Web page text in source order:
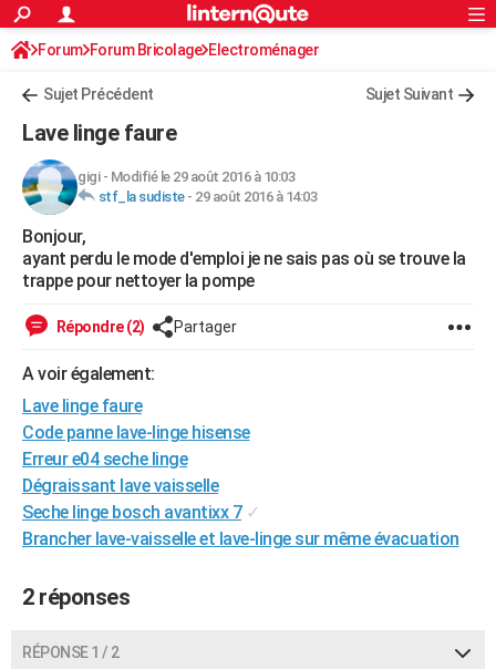
ACTUALITÉS
Politique
Société
Faits Divers
Education
Monde
Villes
+
FINANCE
Retraite
Impôts
Epargne
Immobilier
Risques naturels par ville
Banque
Assurance
Crédit
AUTO
Essais
Réserver un essai
Citadines
Berlines
SUV
Forum auto
+HIGH-TECH
Mobiles
Meilleur smartphone
Internet
Ordinateurs
Jeux vidéo
Guide high-tech
+
Forum
Aménagement intérieur
Extérieur
Cuisine
Salle de bains
Jardinage
Rangement
WEEK-END
Guides de France
Escapades
Patrimoine
Expositions
Musées
Week-end nature
+LIFESTYLE
Art de vivre
Bien-être
Loisirs
Mode
Modes de vie
SANTE
Alimentation
Guide de la santé
Maladies
Médicaments
Sommeil
VOYAGE
Destinations
City break
Voyage nature
Voyage de noces
Forum
Climat
+PHOTO
BONS PLANS
CARTE DE VOEUX
S'inscrire
Connexion
Forum Forum Bricolage Electroménager
Sujet Précédent Sujet Suivant
Lave linge faure
gigi- Modifié le 29 août 2016 à 10:03
stf_la sudiste- 29 août 2016 à 14:03
Bonjour,
ayant perdu le mode d'emploi je ne sais pas où se trouve la
trappe pour nettoyer la pompe
Répondre (2) Partager
A voir également:
Lave linge faure
Code panne lave-linge hisense
Erreur e04 seche linge
Dégraissant lave vaisselle
Seche linge bosch avantixx 7 ✓
Brancher lave-vaisselle et lave-linge sur même évacuation
2 réponses
RÉPONSE 1 / 2